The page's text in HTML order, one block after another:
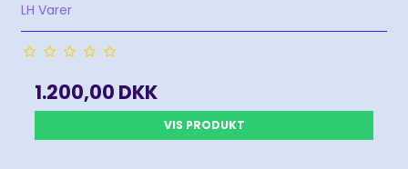
LH Varer
1.200,00 DKK
VIS PRODUKT